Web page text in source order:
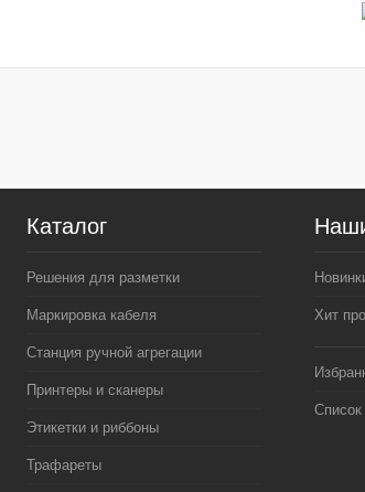
Каталог
Решения для разметки
Маркировка кабеля
Станция ручной агрегации
Принтеры и сканеры
Этикетки и риббоны
Трафареты
Хит
Список